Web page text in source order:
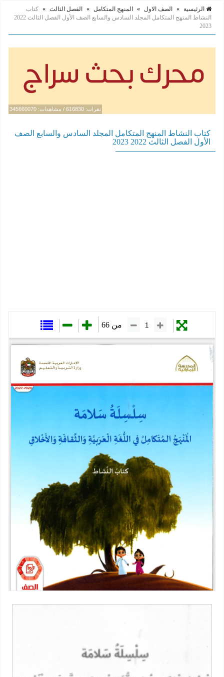
الرئيسية » الصف الاول » المنهج المتكامل » الفصل الثالث » كتاب
النشاط المنهج المتكامل المجلد السادس والسابع الصف الأول الفصل الثالث 2022
2023
نقرات: 616830 / مشاهدات: 345660070
كتاب النشاط المنهج المتكامل المجلد السادس والسابع الصف
الأول الفصل الثالث 2022 2023